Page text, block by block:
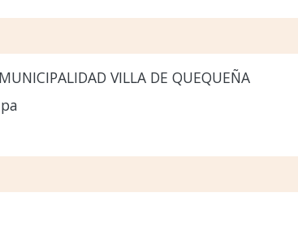
MUNICIPALIDAD VILLA DE QUEQUEÑA